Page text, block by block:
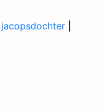
jacopsdochter